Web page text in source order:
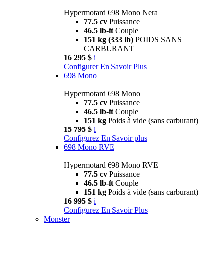
Hypermotard 698 Mono Nera
77.5 cv Puissance
46.5 lb-ft Couple
151 kg (333 lb) POIDS SANS
CARBURANT
16 295 $ i
Configurer En Savoir Plus
698 Mono
Hypermotard 698 Mono
77.5 cv Puissance
46.5 lb-ft Couple
151 kg Poids à vide (sans carburant)
15 795 $ i
Configurez En Savoir plus
698 Mono RVE
Hypermotard 698 Mono RVE
77.5 cv Puissance
46.5 lb-ft Couple
151 kg Poids à vide (sans carburant)
16 995 $ i
Configurez En Savoir Plus
Monster